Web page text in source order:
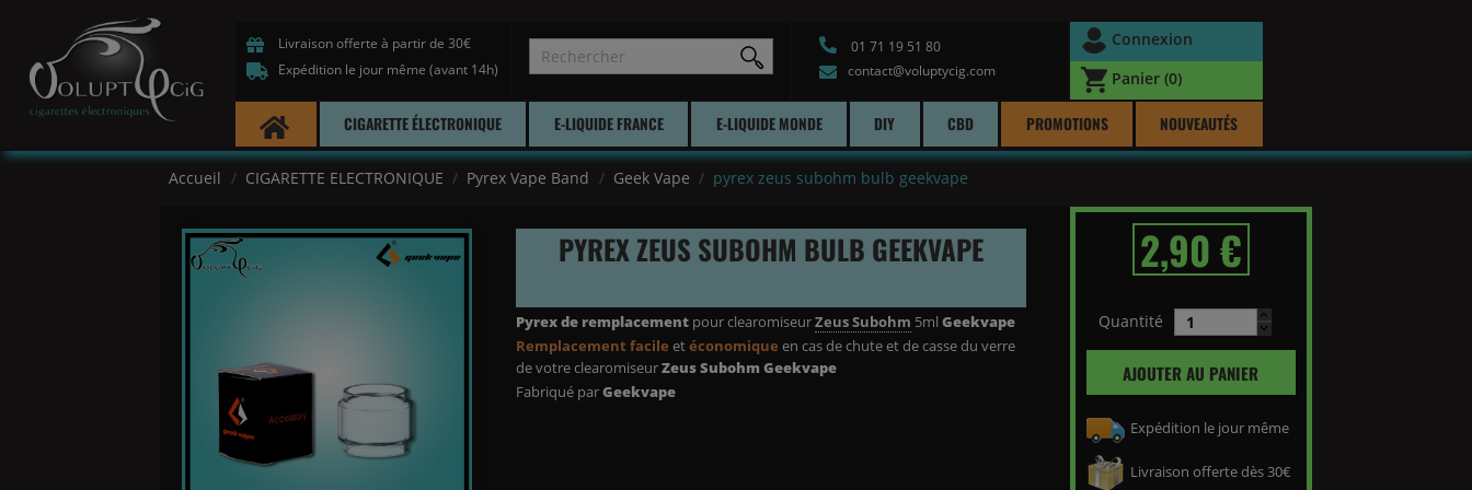
Livraison offerte à partir de 30€
Expédition le jour même (avant 14h)
01 71 19 51 80
contact@voluptycig.com
Connexion
Panier (0)
CIGARETTE ÉLECTRONIQUE E-LIQUIDE FRANCE E-LIQUIDE MONDE DIY CBD PROMOTIONS NOUVEAUTÉS
Accueil CIGARETTE ELECTRONIQUE Pyrex Vape Band Geek Vape pyrex zeus subohm bulb geekvape
PYREX ZEUS SUBOHM BULB GEEKVAPE
Pyrex de remplacement pour clearomiseurZeus Subohm 5ml Geekvape
Remplacement facile etéconomique en cas de chute et de casse du verre
de votre clearomiseurZeus Subohm Geekvape
Fabriqué parGeekvape
2,90 €
Quantité
AJOUTER AU PANIER
Expédition le jour même
Livraison offerte dès 30€